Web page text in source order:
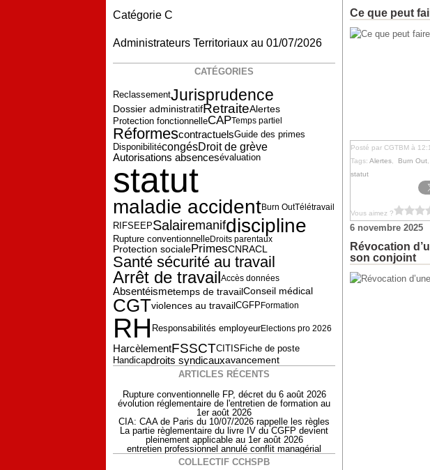
Catégorie C
Administrateurs Territoriaux au 01/07/2026
CATÉGORIES
ReclassementJurisprudence
Dossier administratifRetraiteAlertes
Protection fonctionnelleCAPTemps partiel
RéformescontractuelsGuide des primes
DisponibilitécongésDroit de grève
Autorisations absencesévaluation
statut
maladie accidentBurn OutTélétravail
RIFSEEPSalairemanifdiscipline
Rupture conventionnelleDroits parentaux
Protection socialePrimesCNRACL
Santé sécurité au travail
Arrêt de travailAccès données
Absentéismetemps de travailConseil médical
CGTviolences au travailCGFP Formation
RH Responsabilités employeurElections pro 2026
HarcèlementFSSCTCITISFiche de poste
Handicapdroits syndicauxavancement
ARTICLES RÉCENTS
Rupture conventionnelle FP, décret du 6 août 2026
évolution réglementaire de l'entretien de formation au
1er août 2026
CIA: CAA de Paris du 10/07/2026 rappelle les règles
La partie règlementaire du livre IV du CGFP devient
pleinement applicable au 1er août 2026
entretien professionnel annulé conflit managérial
COLLECTIF CCHSPB
Ce que peut
Posté par CGTBM à
Tags: Alertes Burn Out
statut
Vous aimez ?
6 novembre 2025
Révocation
son conjoint